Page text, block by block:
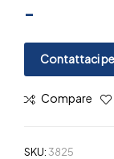
-
Contattaci
Compare
SKU: 3825